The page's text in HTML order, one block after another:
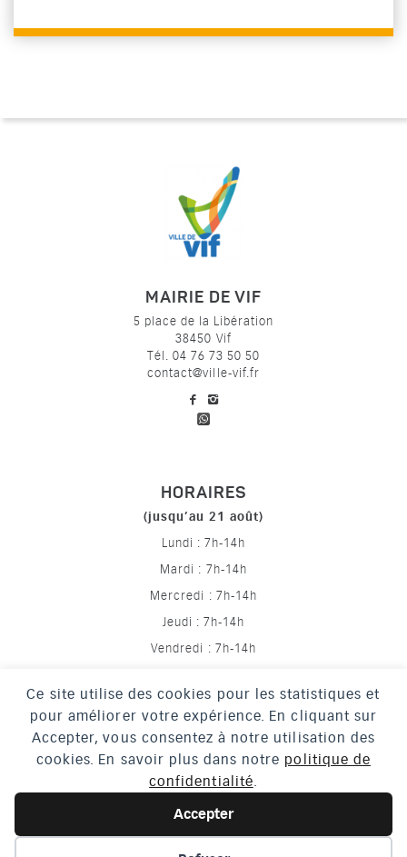
Ce site utilise des cookies pour les statistiques et
pour améliorer votre expérience. En cliquant sur
Accepter, vous consentez à notre utilisation des
cookies. En savoir plus dans notre politique de
confidentialité.
Accepter
MAIRIE DE VIF
5 place de la Libération
38450 Vif
Tél. 04 76 73 50 50
contact@ville-vif.fr
voir notre page facebook
HORAIRES
(jusqu’au 21 août)
Lundi : 7h-14h
Mardi : 7h-14h
Mercredi : 7h-14h
Jeudi : 7h-14h
Vendredi : 7h-14h
Mentions légales
Politique de confidentialité
Crédits
Accessibilité
Plan du site